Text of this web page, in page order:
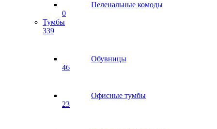
Пеленальные комоды
0
Тумбы
339
Обувницы
46
Офисные тумбы
23